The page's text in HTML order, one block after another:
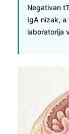
Negativan
IgA nizak,
laboratorija